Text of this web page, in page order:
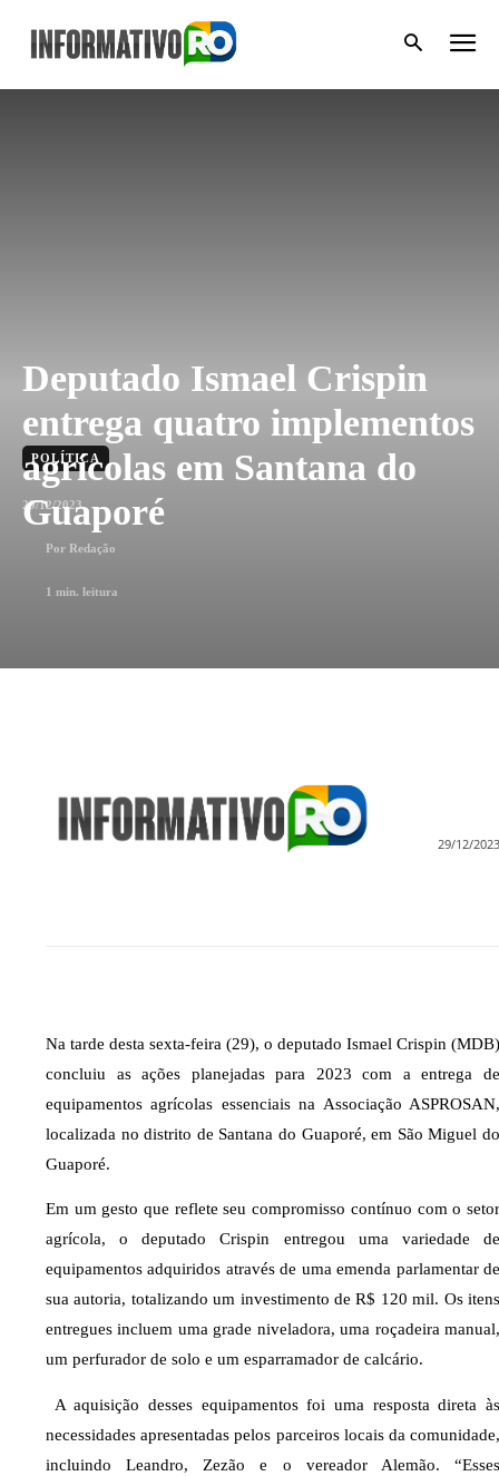
Deputado Ismael Crispin
entrega quatro implementos
agrícolas em Santana do
Guaporé
POLÍTICA
29/12/2023
Por Redação
1 min. leitura
29/12/2023
Na tarde desta sexta-feira (29), o deputado Ismael Crispin (MDB)
concluiu as ações planejadas para 2023 com a entrega de
equipamentos agrícolas essenciais na Associação ASPROSAN,
localizada no distrito de Santana do Guaporé, em São Miguel do
Guaporé.
Em um gesto que reflete seu compromisso contínuo com o setor
agrícola, o deputado Crispin entregou uma variedade de
equipamentos adquiridos através de uma emenda parlamentar de
sua autoria, totalizando um investimento de R$ 120 mil. Os itens
entregues incluem uma grade niveladora, uma roçadeira manual,
um perfurador de solo e um esparramador de calcário.
A aquisição desses equipamentos foi uma resposta direta às
necessidades apresentadas pelos parceiros locais da comunidade,
incluindo Leandro, Zezão e o vereador Alemão. “Esses